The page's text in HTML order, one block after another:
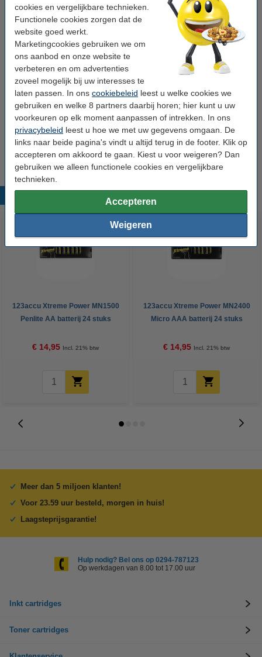
cookies en vergelijkbare technieken.
Functionele cookies zorgen dat de
website goed werkt.
Marketingcookies gebruiken we om
ons aanbod en onze website te
verbeteren en om advertenties
zoveel mogelijk bij uw interesses te
laten passen. In ons cookiebeleid leest u welke cookies we
gebruiken en welke 8 partners daarbij horen; hier kunt u uw
voorkeuren op elk moment aanpassen of intrekken. In ons
privacybeleid leest u hoe we met uw gegevens omgaan. De
links naar beide pagina's vindt u altijd terug in de footer. Klik op
accepteren om akkoord te gaan. Kiest u voor weigeren? Dan
gebruiken we alleen functionele cookies en vergelijkbare
technieken.
Accepteren
Weigeren
Toepassing: verpakken
Winstpakker!
123inkt verpakkingstape transparant 50 mm x
66 m (36 rollen)
€ 59,50
Tip: verpakkingstape dispenser meebestellen
123inkt verpakkingstapedispenser
€ 7,95
123accu Xtreme Power MN1500
Penlite AA batterij 24 stuks
€ 14,95 Incl. 21% btw
123accu Xtreme Power MN2400
Micro AAA batterij 24 stuks
€ 14,95 Incl. 21% btw
Meer dan 5 miljoen klanten!
Voor 23.59 uur besteld, morgen in huis!
Laagsteprijsgarantie!
Hulp nodig? Bel ons op 0294-787123
Op werkdagen van 8.00 tot 17.00 uur
Inkt cartridges
Toner cartridges